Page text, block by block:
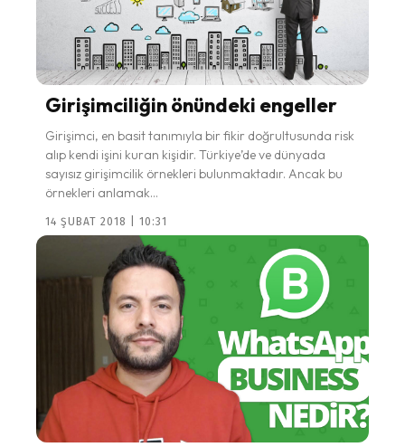
Girişimciliğin önündeki engeller
Girişimci, en basit tanımıyla bir fikir doğrultusunda risk
alıp kendi işini kuran kişidir. Türkiye’de ve dünyada
sayısız girişimcilik örnekleri bulunmaktadır. Ancak bu
örnekleri anlamak...
14 ŞUBAT 2018 | 10:31